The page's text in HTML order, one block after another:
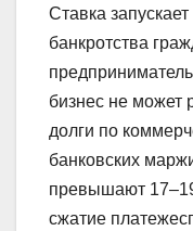
Ставка
банкротства
бизнес не может
долги по
банковских
превышают
сжатие